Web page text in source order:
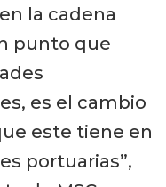
la cadena
punto que
es el cambio
este tiene en
portuarias”,